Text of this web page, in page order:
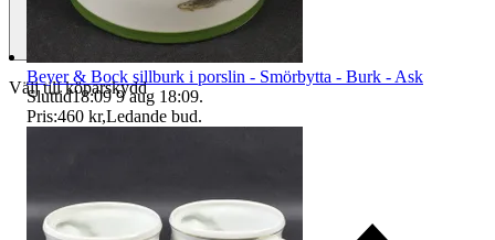
Välj till köparskydd
Beyer & Bock sillburk i porslin - Smörbytta - Burk - Ask
Sluttid18:09 9 aug 18:09.
Pris:460 kr,Ledande bud.